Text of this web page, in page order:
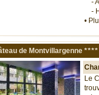
-
-
•
de Montvillargenne ****
Le